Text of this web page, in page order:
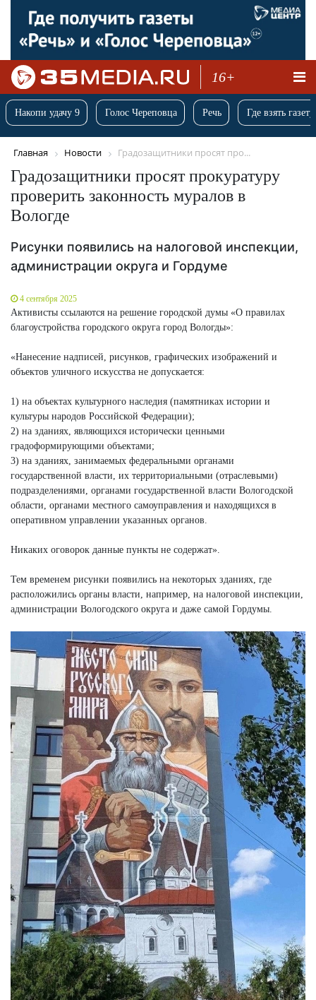
16+
Накопи удачу 9 Голос Череповца Речь Где взять
Главная Новости Градозащитники просят про...
Градозащитники просят прокуратуру
проверить законность муралов в
Вологде
Рисунки появились на налоговой инспекции,
администрации округа и Гордуме
4 сентября 2025
Активисты ссылаются на решение городской думы «О правилах
благоустройства городского округа город Вологды»:
«Нанесение надписей, рисунков, графических изображений и
объектов уличного искусства не допускается:
1) на объектах культурного наследия (памятниках истории и
культуры народов Российской Федерации);
2) на зданиях, являющихся исторически ценными
градоформирующими объектами;
3) на зданиях, занимаемых федеральными органами
государственной власти, их территориальными (отраслевыми)
подразделениями, органами государственной власти Вологодской
области, органами местного самоуправления и находящихся в
оперативном управлении указанных органов.
Никаких оговорок данные пункты не содержат».
Тем временем рисунки появились на некоторых зданиях, где
расположились органы власти, например, на налоговой инспекции,
администрации Вологодского округа и даже самой Гордумы.